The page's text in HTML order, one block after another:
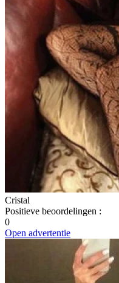
Cristal
Positieve beoordelingen :
0
Open advertentie